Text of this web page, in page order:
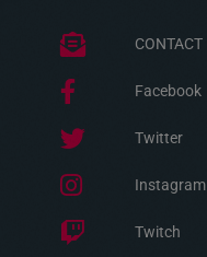
CONTACT
Facebook
Twitter
Instagram
Twitch